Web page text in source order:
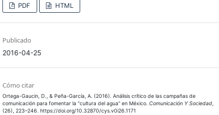
PDF HTML
Publicado
2016-04-25
Cómo citar
Ortega-Gaucin, D., & Peña-García, A. (2016). Análisis crítico de las campañas de
comunicación para fomentar la “cultura del agua” en México. Comunicación Y Sociedad,
(26), 223–246. https://doi.org/10.32870/cys.v0i26.1171